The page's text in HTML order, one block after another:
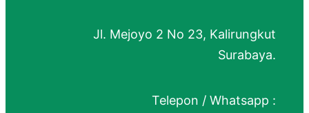
Jl. Mejoyo 2 No 23, Kalirungkut
Surabaya.
Telepon / Whatsapp :